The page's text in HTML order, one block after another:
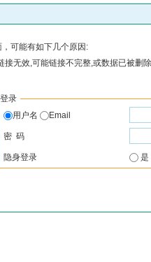
可能有如下几个原因:
接无效,可能链接不完整,或数据已被删
登录
用户名
Email
密 码
隐身登录